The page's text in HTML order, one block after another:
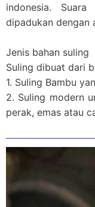
indonesia.
dipadukan dengan
Jenis bahan suling
Suling dibuat dari
1. Suling Bambu
2. Suling modern
perak, emas atau